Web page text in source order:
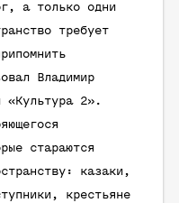
а только одни
требует
Владимир
«Культура 2».
стараются
казаки,
крестьяне